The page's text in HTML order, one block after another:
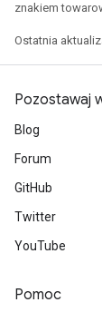
znakiem
Ostatnia
Pozostawaj
Blog
Forum
GitHub
Twitter
YouTube
Pomoc